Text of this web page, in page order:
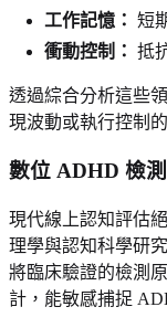
工作記憶： 短
衝動控制： 抵
透過綜合分析這些
現波動或執行控制
數位 ADHD 檢
現代線上認知評估
理學與認知科學研究
將臨床驗證的檢測
計，能敏感捕捉